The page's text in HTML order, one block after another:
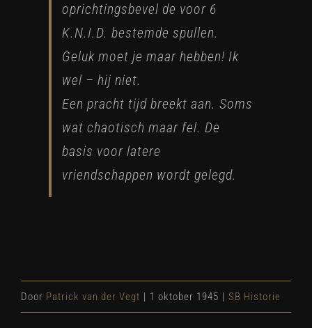
oprichtingsbevel de voor 6
K.N.I.D. bestemde spullen.
Geluk moet je maar hebben! Ik
wel – hij niet.
Een pracht tijd breekt aan. Soms
wat chaotisch maar fel. De
basis voor latere
vriendschappen wordt gelegd.
Door Patrick van der Vegt 1 oktober 1945 SB Historie